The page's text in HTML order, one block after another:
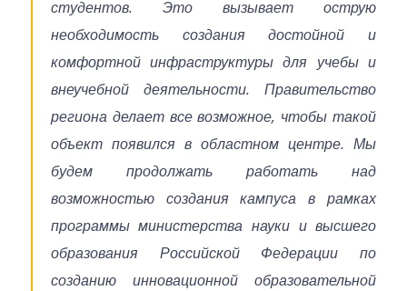
студентов. Это вызывает острую
необходимость создания достойной и
комфортной инфраструктуры для учебы и
внеучебной деятельности. Правительство
региона делает все возможное, чтобы такой
объект появился в областном центре. Мы
будем продолжать работать над
возможностью создания кампуса в рамках
программы министерства науки и высшего
образования Российской Федерации по
созданию инновационной образовательной